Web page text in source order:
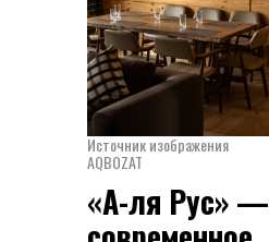
Источник изображения
AQBOZAT
«А-ля Рус» —